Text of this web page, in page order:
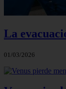
La
01/03/2026